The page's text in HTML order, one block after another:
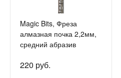
Magic Bits, Фреза
алмазная почка 2,2мм,
средний абразив
220 руб.